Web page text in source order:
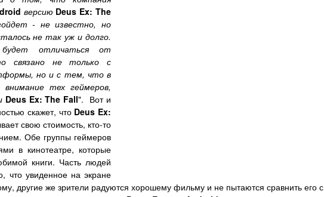
версию Deus Ex: The
- не известно, но
не так уж и долго.
отличаться от
связано не только с
но и с тем, что в
тех геймеров,
Deus Ex: The Fall". Вот и
скажет, что Deus Ex:
свою стоимость, кто-то
Обе группы геймеров
в кинотеатре, которые
книги. Часть людей
что увиденное на экране
другие же зрители радуются хорошему фильму и не пытаются сравнить его с